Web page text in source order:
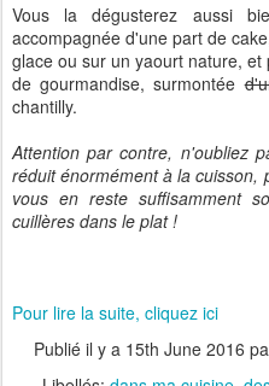
Vous la dégusterez aussi
accompagnée d'une part de
glace ou sur un yaourt nature,
de gourmandise, surmontée
chantilly.
Attention par contre, n'oubliez
réduit énormément à la cuisson,
vous en reste suffisamment
cuillères dans le plat !
Pour lire la suite, cliquez ici
Publié il y a 15th June 2016